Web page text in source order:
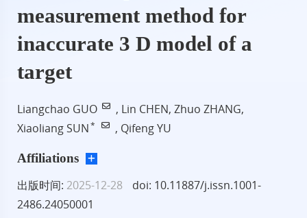
measurement method for
inaccurate 3 D model of a
target
Liangchao GUO
, Lin CHEN, Zhuo ZHANG,
Xiaoliang SUN* , Qifeng YU
Affiliations
出版时间: 2025-12-28
doi: 10.11887/j.issn.1001-
2486.24050001